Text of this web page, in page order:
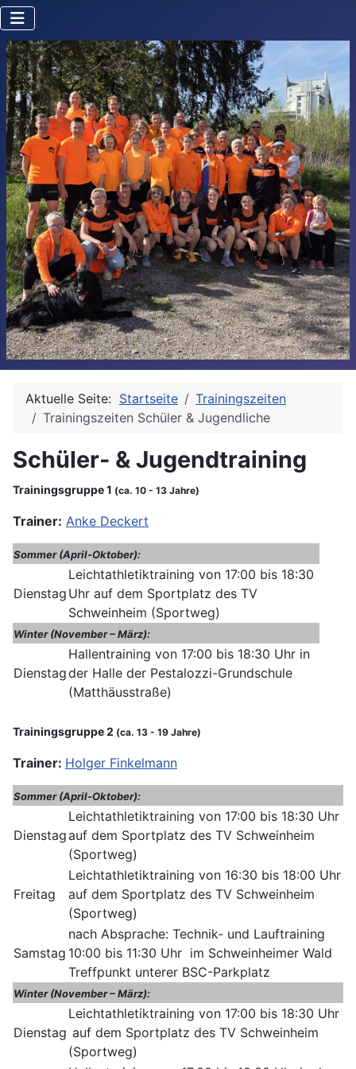
Aktuelle Seite: Startseite
Trainingszeiten
Trainingszeiten Schüler & Jugendliche
Schüler- & Jugendtraining
Trainingsgruppe 1 (ca. 10 - 13 Jahre)
Trainer: Anke Deckert
Sommer (April-Oktober):
Dienstag
Leichtathletiktraining von 17:00 bis 18:30
Uhr auf dem Sportplatz des TV
Schweinheim (Sportweg)
Winter (November – März):
Dienstag
Hallentraining von 17:00 bis 18:30 Uhr in
der Halle der Pestalozzi-Grundschule
(Matthäusstraße)
Trainingsgruppe 2 (ca. 13 - 19 Jahre)
Trainer: Holger Finkelmann
Sommer (April-Oktober):
Dienstag
Leichtathletiktraining von 17:00 bis 18:30 Uhr
auf dem Sportplatz des TV Schweinheim
(Sportweg)
Freitag
Leichtathletiktraining von 16:30 bis 18:00 Uhr
auf dem Sportplatz des TV Schweinheim
(Sportweg)
Samstag
nach Absprache: Technik- und Lauftraining
10:00 bis 11:30 Uhr im Schweinheimer Wald
Treffpunkt unterer BSC-Parkplatz
Winter (November – März):
Dienstag
Leichtathletiktraining von 17:00 bis 18:30 Uhr
auf dem Sportplatz des TV Schweinheim
(Sportweg)